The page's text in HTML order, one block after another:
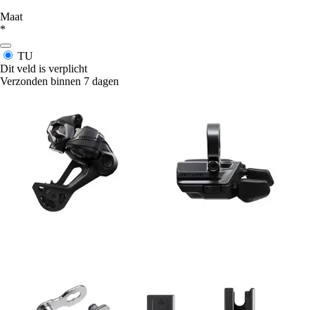
Maat
*
TU
Dit veld is verplicht
Verzonden binnen 7 dagen